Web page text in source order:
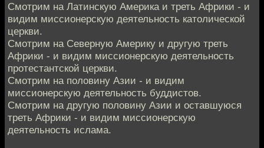
Смотрим на Латинскую Америка и треть Африки - и
видим миссионерскую деятельность католической
церкви.
Смотрим на Северную Америку и другую треть
Африки - и видим миссионерскую деятельность
протестантской церкви.
Смотрим на половину Азии - и видим
миссионерскую деятельность буддистов.
Смотрим на другую половину Азии и оставшуюся
треть Африки - и видим миссионерскую
деятельность ислама.